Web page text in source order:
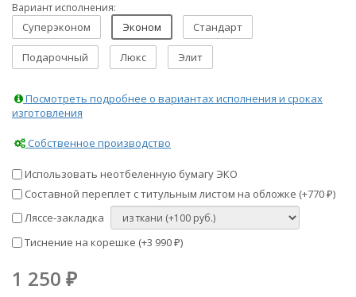
Вариант исполнения:
Суперэконом Эконом Стандарт
Подарочный Люкс Элит
Посмотреть подробнее о вариантах исполнения и сроках
изготовления
Собственное производство
Использовать неотбеленную бумагу ЭКО
Составной переплет с титульным листом на обложке (+770 ₽)
Ляссе-закладка
Тиснение на корешке (+3 990 ₽)
1 250 ₽